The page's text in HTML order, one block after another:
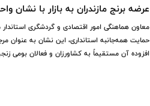
عرضه برنج مازندران به بازار با نشان
معاون هماهنگی امور اقتصادی و گردشگری
حمایت همه‌جانبه استانداری، این نشان به
افزوده آن مستقیماً به کشاورزان و فعالان بومی